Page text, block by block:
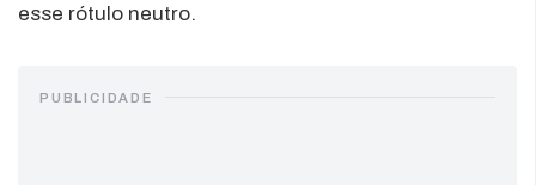
esse rótulo neutro.
PUBLICIDADE